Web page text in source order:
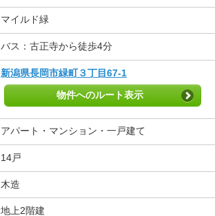
マイルド緑
バス：古正寺から徒歩4分
新潟県長岡市緑町３丁目67-1
物件へのルート表示
アパート・マンション・一戸建て
14戸
木造
地上2階建